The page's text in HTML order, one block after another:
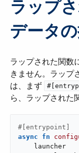
ラップ
データ
ラップされた関数
きません。ラップ
は、まず ​
ら、ラップされた
#[entrypoint]
async
fn
    launcher